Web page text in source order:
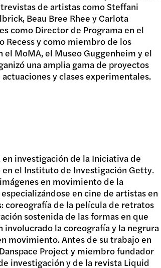
de artistas como Steffani
Beau Bree Rhee y Carlota
como Director de Programa en el
Recess y como miembro de los
MoMA, el Museo Guggenheim y el
una amplia gama de proyectos
y clases experimentales.
investigación de la Iniciativa de
el Instituto de Investigación Getty.
en movimiento de la
en cine de artistas en
coreografía de la película de retratos
sostenida de las formas en que
involucrado la coreografía y la negrura
movimiento. Antes de su trabajo en
Project y miembro fundador
investigación y de la revista Liquid